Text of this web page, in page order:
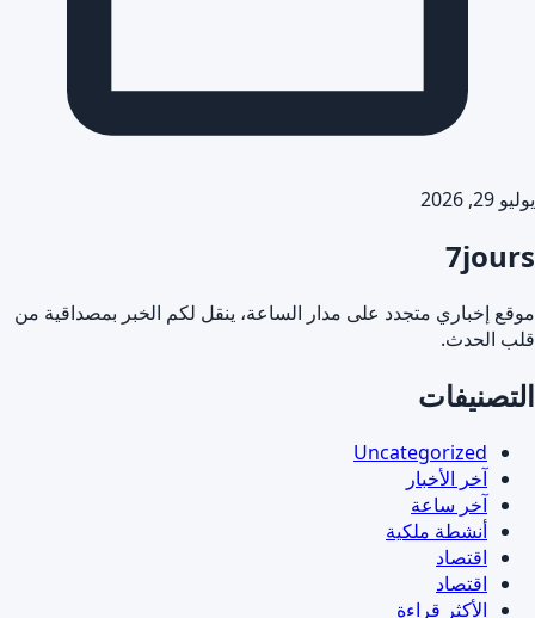
يوليو 29, 2026
7jours
موقع إخباري متجدد على مدار الساعة، ينقل لكم الخبر بمصداقية من
قلب الحدث.
التصنيفات
Uncategorized
آخر الأخبار
آخر ساعة
أنشطة ملكية
اقتصاد
اقتصاد
الأكثر قراءة